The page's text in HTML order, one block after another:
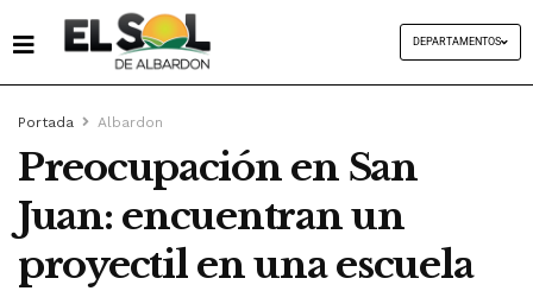
DEPARTAMENTOS
Portada Albardon
Preocupación en San
Juan: encuentran un
proyectil en una escuela